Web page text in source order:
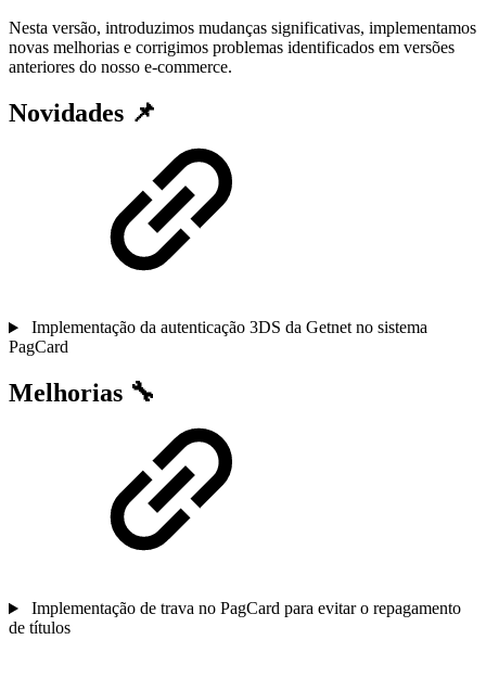
Nesta versão, introduzimos mudanças significativas, implementamos
novas melhorias e corrigimos problemas identificados em versões
anteriores do nosso e-commerce.
Novidades 📌
Implementação da autenticação 3DS da Getnet no sistema
PagCard
Melhorias 🔧
Implementação de trava no PagCard para evitar o repagamento
de títulos